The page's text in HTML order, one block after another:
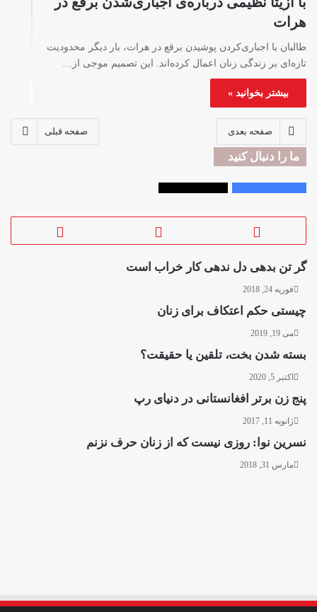
هرات
طالبان با اجباری‌کردن پوشیدن برقع در هرات، بار دیگر محدودیت
تازه‌ای بر زندگی زنان اعمال کرده‌اند. این تصمیم موجی از…
بیشتر بخوانید »
صفحه قبلی صفحه بعدی
ما را دنبال کنید
گر تن بدهی دل ندهی کار خراب است
فوریه 24, 2018
چیستی حکم اعتکاف برای زنان
می 19, 2019
بسته شدن بخت، تلقین یا حقیقت؟
اکتبر 5, 2020
پنج زن برتر افغانستانی در دنیای رپ
ژانویه 11, 2017
نسرین نوا: روزی نیست که از زنان حرف نزنم
مارس 31, 2018